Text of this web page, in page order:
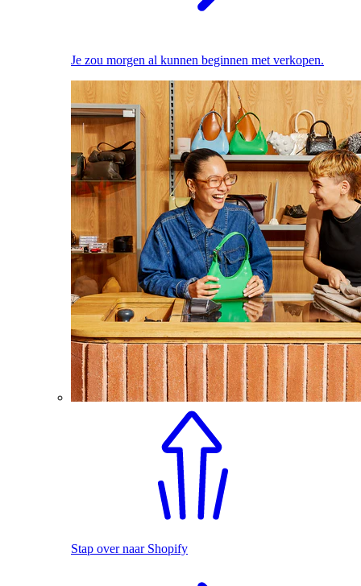
Je zou morgen al kunnen beginnen met verkopen.
Stap over naar Shopify